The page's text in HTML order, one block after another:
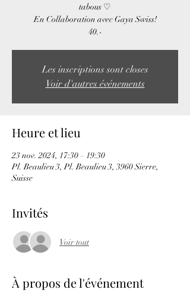
tabous ♡
En Collaboration avec Gaya Swiss!
40.-
Les inscriptions sont closes
Voir d'autres événements
Heure et lieu
23 nov. 2024, 17:30 – 19:30
Pl. Beaulieu 3, Pl. Beaulieu 3, 3960 Sierre,
Suisse
Invités
Voir tout
À propos de l'événement